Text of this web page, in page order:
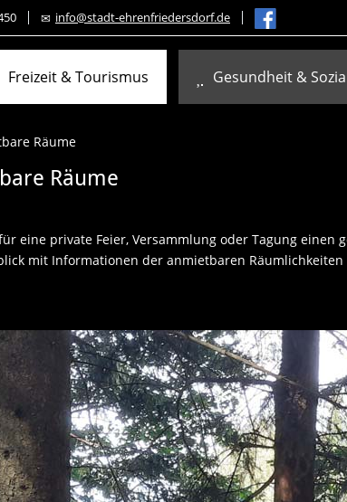
info@stadt-ehrenfriedersdorf.de
Freizeit & Tourismus Gesundheit &
Räume
Räume
eine private Feier, Versammlung oder Tagung
mit Informationen der anmietbaren Räumlichkeiten